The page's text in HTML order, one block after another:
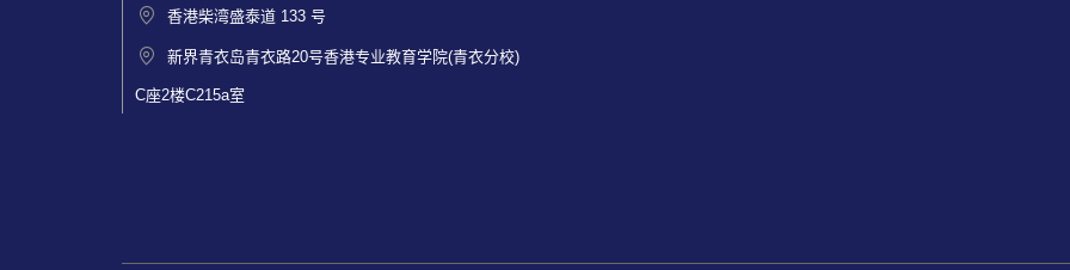
香港柴湾盛泰道 133 号
新界青衣岛青衣路20号香港专业教育学院(青衣分校)
C座2楼C215a室